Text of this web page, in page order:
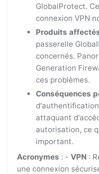
GlobalProtect.
connexion VPN
Produits
passerelle
concernés.
Generation
ces problèmes.
Conséquences
attaquant
autorisation, ce
important.
Acronymes : -VPN :
une connexion